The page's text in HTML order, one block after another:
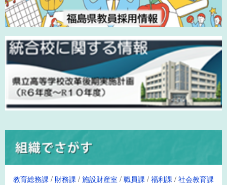
教育総務課 / 財務課 /施設財産室 /職員課 /福利課 /社会教育課